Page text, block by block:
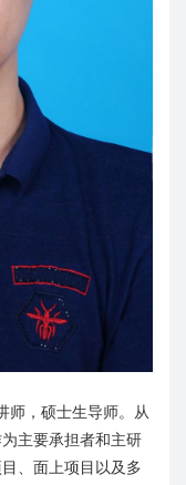
师，硕士生导师。从
主要承担者和主研
、面上项目以及多